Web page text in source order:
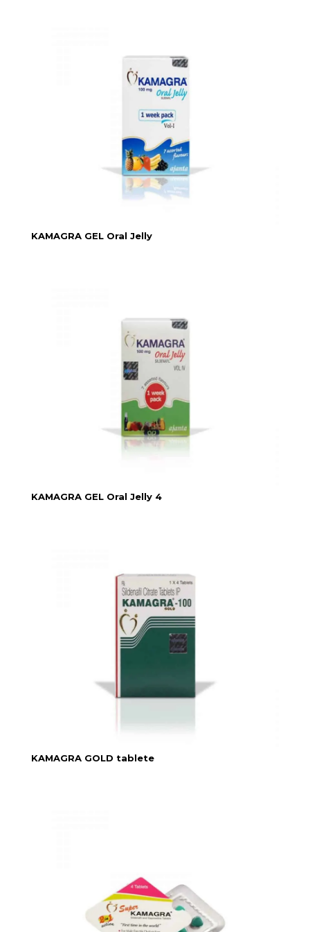
KAMAGRA GEL Oral Jelly
KAMAGRA GEL Oral Jelly 4
KAMAGRA GOLD tablete